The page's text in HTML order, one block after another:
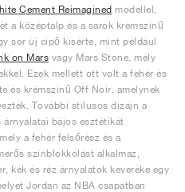
Cement Reimagined modellel,
a középtalp és a sarok krémszínű
sor új cipő kísérte, mint például
on Mars vagy Mars Stone, mély
Ezek mellett ott volt a fehér és
és krémszínű Off Noir, amelynek
További stílusos dizájn a
árnyalatai bájos esztétikát
a fehér felsőrész és a
színblokkolást alkalmaz,
kék és réz árnyalatok keveréke egy
Jordan az NBA csapatban